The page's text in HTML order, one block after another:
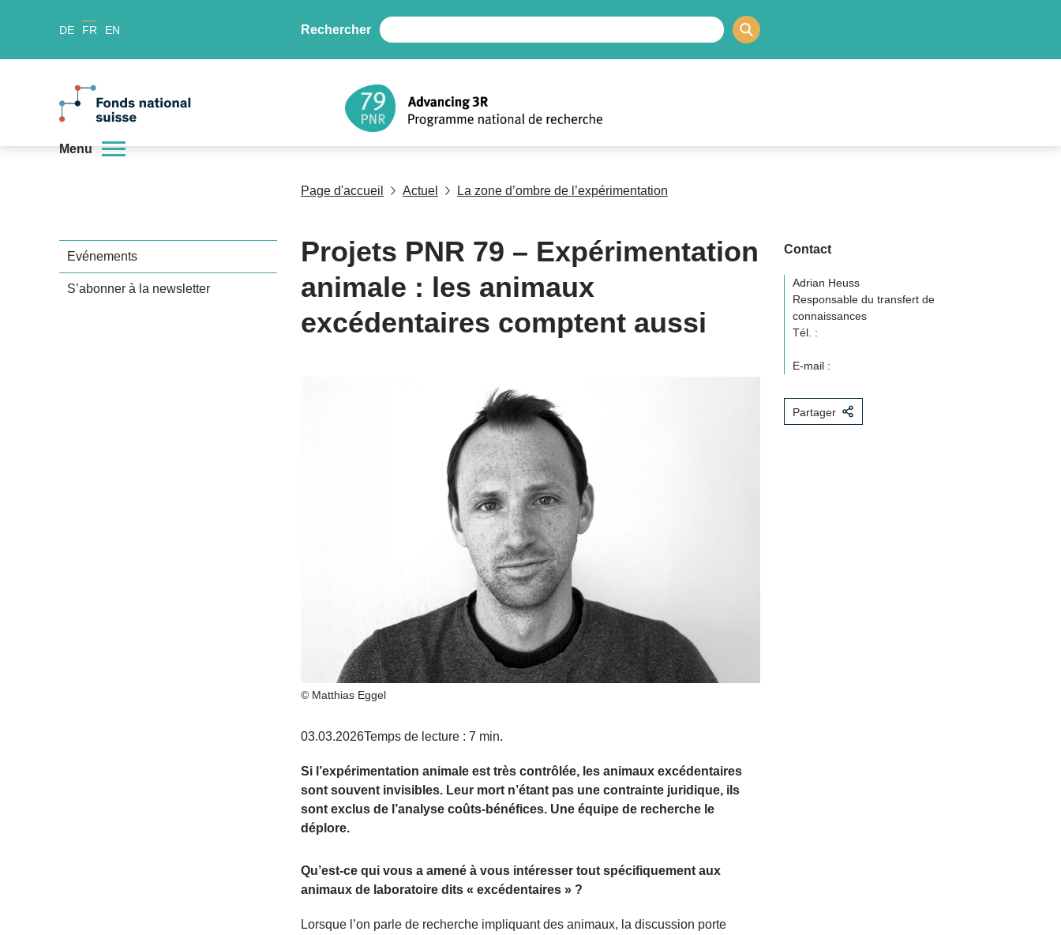
DE FR EN Rechercher
Menu
Page d'accueil Actuel La zone d’ombre de l’expérimentation
Evénements
S’abonner à la newsletter
Projets PNR 79 – Expérimentation
animale : les animaux
excédentaires comptent aussi
© Matthias Eggel
03.03.2026Temps de lecture : 7 min.
Si l’expérimentation animale est très contrôlée, les animaux excédentaires
sont souvent invisibles. Leur mort n’étant pas une contrainte juridique, ils
sont exclus de l’analyse coûts-bénéfices. Une équipe de recherche le
déplore.
Qu’est-ce qui vous a amené à vous intéresser tout spécifiquement aux
animaux de laboratoire dits « excédentaires » ?
Lorsque l’on parle de recherche impliquant des animaux, la discussion porte
Contact
Adrian Heuss
Responsable du transfert de
connaissances
Tél. :
E-mail :
Partager